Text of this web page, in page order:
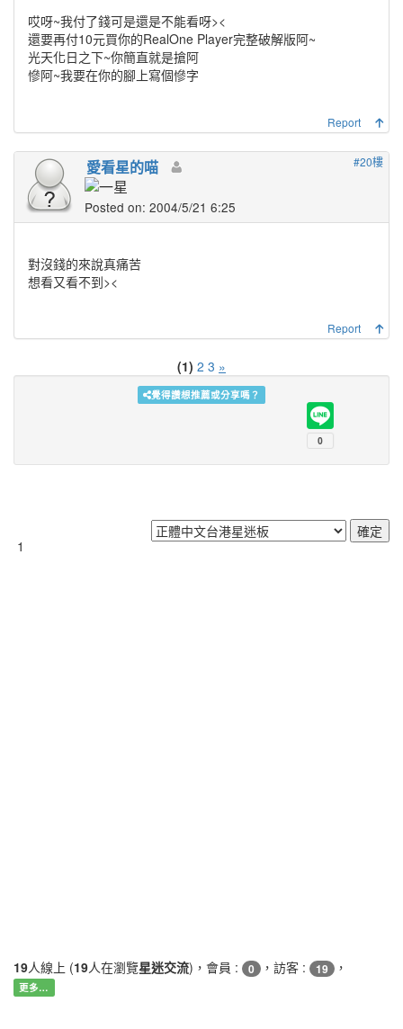
哎呀~我付了錢可是還是不能看呀><
還要再付10元買你的RealOne Player完整破解版阿~
光天化日之下~你簡直就是搶阿
慘阿~我要在你的腳上寫個慘字
Report
#20樓
愛看星的喵
Posted on: 2004/5/21 6:25
對沒錢的來說真痛苦
想看又看不到><
Report
(1) 2 3 »
覺得讚想推薦或分享嗎？
1
19人線上 (19人在瀏覽星迷交流)，會員 : 0 ，訪客 : 19 ，
更多…